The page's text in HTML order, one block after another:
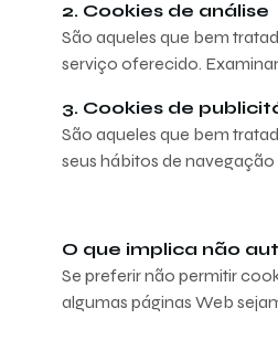
2. Cookies de análise
São aqueles que bem
serviço oferecido.
3. Cookies de
São aqueles que bem
seus hábitos de
O que implica não
Se preferir não permitir
algumas páginas Web